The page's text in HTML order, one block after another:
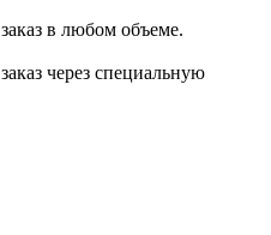
в любом объеме.
через специальную